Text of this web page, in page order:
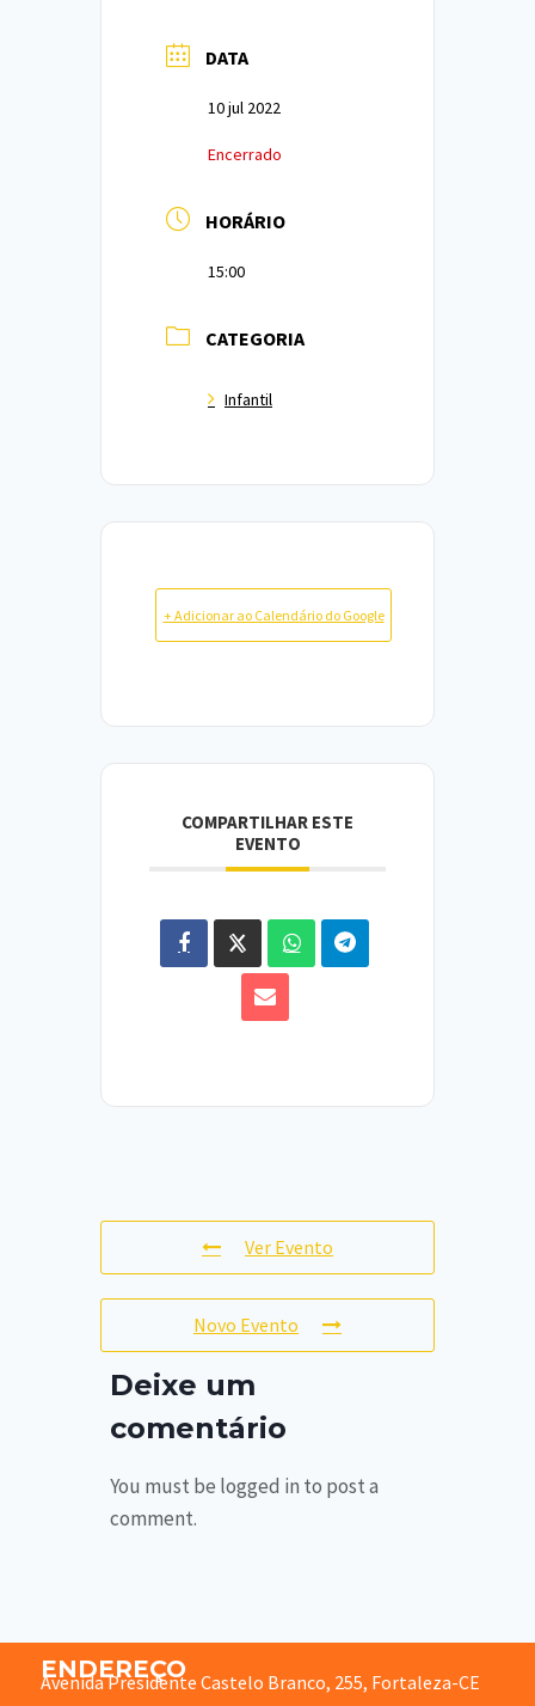
DATA
10 jul 2022
Encerrado
HORÁRIO
15:00
CATEGORIA
Infantil
+ Adicionar ao Calendário do Google
COMPARTILHAR ESTE
EVENTO
Ver Evento
Novo Evento
Deixe um
comentário
You must be logged in to post a
comment.
ENDEREÇO
Avenida Presidente Castelo Branco, 255, Fortaleza-CE